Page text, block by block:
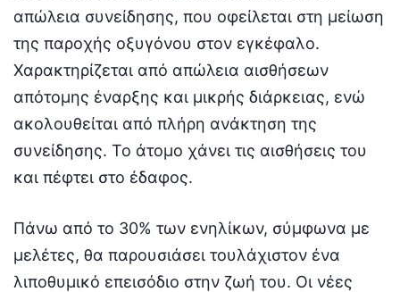
απώλεια συνείδησης, που οφείλεται στη μείωση
της παροχής οξυγόνου στον εγκέφαλο.
Χαρακτηρίζεται από απώλεια αισθήσεων
απότομης έναρξης και μικρής διάρκειας, ενώ
ακολουθείται από πλήρη ανάκτηση της
συνείδησης. Το άτομο χάνει τις αισθήσεις του
και πέφτει στο έδαφος.
Πάνω από το 30% των ενηλίκων, σύμφωνα με
μελέτες, θα παρουσιάσει τουλάχιστον ένα
λιποθυμικό επεισόδιο στην ζωή του. Οι νέες